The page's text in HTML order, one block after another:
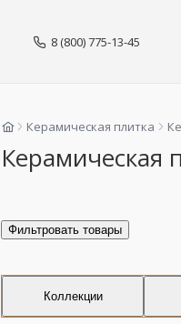
8 (800) 775-13-45
Керамическая плитка
Керамическая
Фильтровать товары
Коллекции